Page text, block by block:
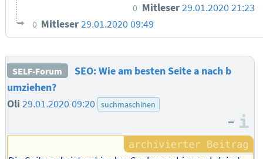
0 Mitleser29.01.2020 21:23
0 Mitleser29.01.2020 09:49
SELF-Forum
SEO: Wie am besten Seite a nach b
umziehen?
Oli 29.01.2020 09:20 suchmaschinen
–